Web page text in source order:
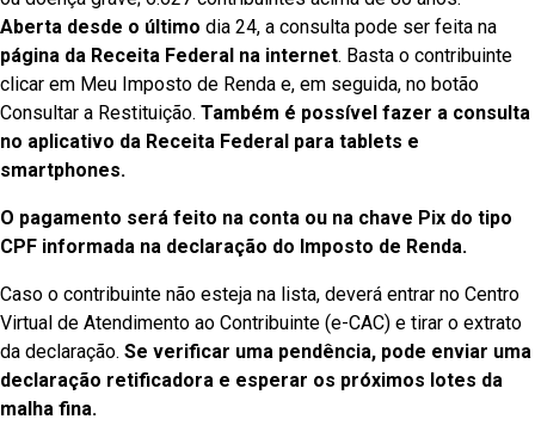
Aberta desde o último dia 24, a consulta pode ser feita na
página da Receita Federal na internet. Basta o contribuinte
clicar em Meu Imposto de Renda e, em seguida, no botão
Consultar a Restituição. Também é possível fazer a consulta
no aplicativo da Receita Federal para tablets e
smartphones.
O pagamento será feito na conta ou na chave Pix do tipo
CPF informada na declaração do Imposto de Renda.
Caso o contribuinte não esteja na lista, deverá entrar no Centro
Virtual de Atendimento ao Contribuinte (e-CAC) e tirar o extrato
da declaração. Se verificar uma pendência, pode enviar uma
declaração retificadora e esperar os próximos lotes da
malha fina.